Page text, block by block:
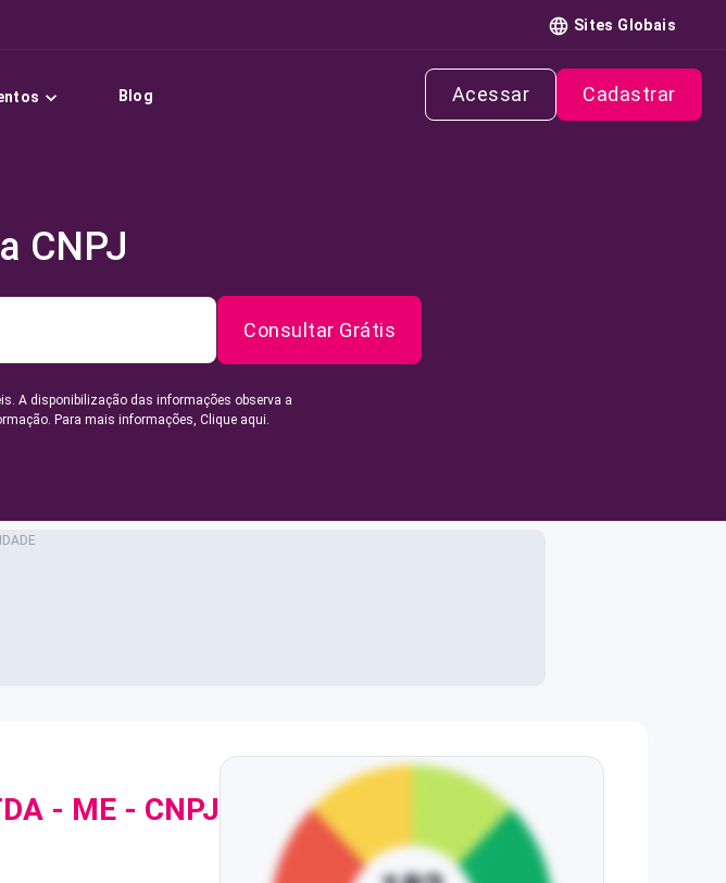
Sites Globais
Blog Acessar Cadastrar
CNPJ
Consultar Grátis
A disponibilização das informações observa a
Para mais informações, Clique aqui.
- ME - CNPJ